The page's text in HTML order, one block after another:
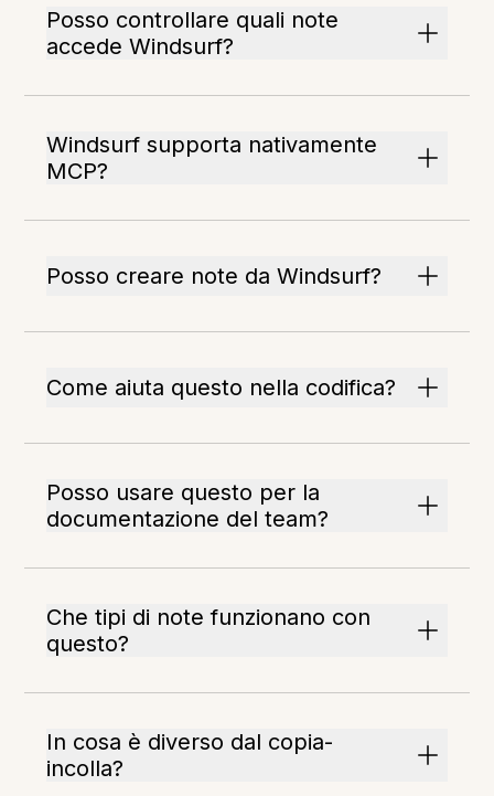
Posso controllare quali note
accede Windsurf?
Windsurf supporta nativamente
MCP?
Posso creare note da Windsurf?
Come aiuta questo nella codifica?
Posso usare questo per la
documentazione del team?
Che tipi di note funzionano con
questo?
In cosa è diverso dal copia-
incolla?